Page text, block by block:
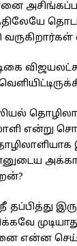
என்று
தப்பித்து